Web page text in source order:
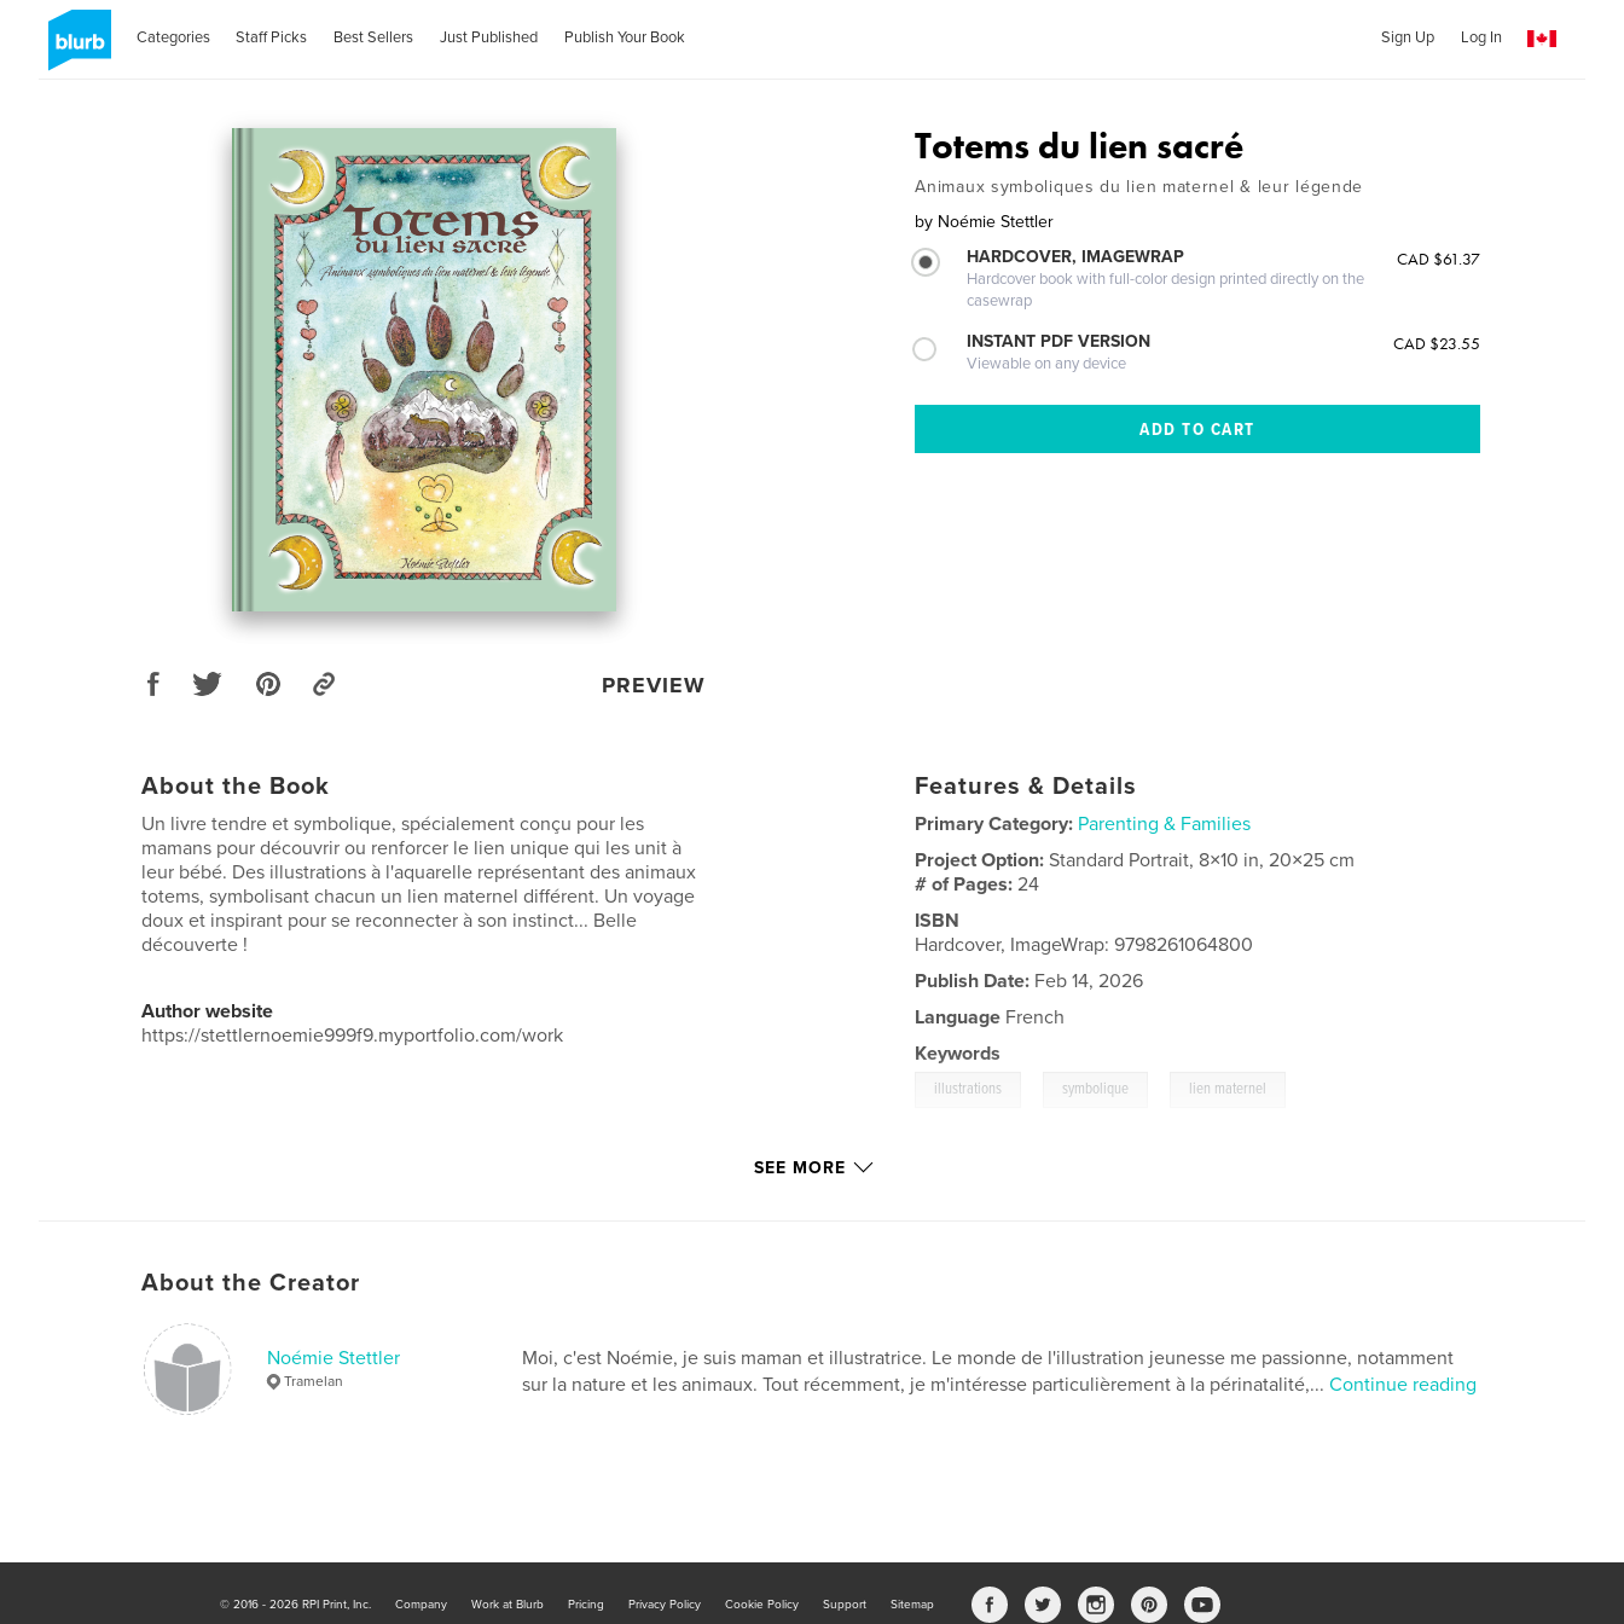
Categories Staff Picks Best Sellers Just Published Publish Your Book Sign Up Log In
PREVIEW
Totems du lien sacré
Animaux symboliques du lien maternel & leur légende
by Noémie Stettler
HARDCOVER, IMAGEWRAP
Hardcover book with full-color design printed directly on the
casewrap
CAD $61.37
INSTANT PDF VERSION
Viewable on any device
CAD $23.55
About the Book
Un livre tendre et symbolique, spécialement conçu pour les
mamans pour découvrir ou renforcer le lien unique qui les unit à
leur bébé. Des illustrations à l'aquarelle représentant des animaux
totems, symbolisant chacun un lien maternel différent. Un voyage
doux et inspirant pour se reconnecter à son instinct... Belle
découverte !
Author website
https://stettlernoemie999f9.myportfolio.com/work
Features & Details
Primary Category: Parenting & Families
Project Option:Standard Portrait, 8×10 in, 20×25 cm
# of Pages:24
ISBN
Hardcover, ImageWrap: 9798261064800
Publish Date: Feb 14, 2026
Language French
Keywords
illustrations symbolique lien maternel
SEE MORE
About the Creator
Noémie Stettler
Tramelan
Moi, c'est Noémie, je suis maman et illustratrice. Le monde de l'illustration jeunesse me passionne, notamment
sur la nature et les animaux. Tout récemment, je m'intéresse particulièrement à la périnatalité,... Continue reading
© 2016 - 2026 RPI Print, Inc. Company Work at Blurb Pricing Privacy Policy Cookie Policy Support Sitemap